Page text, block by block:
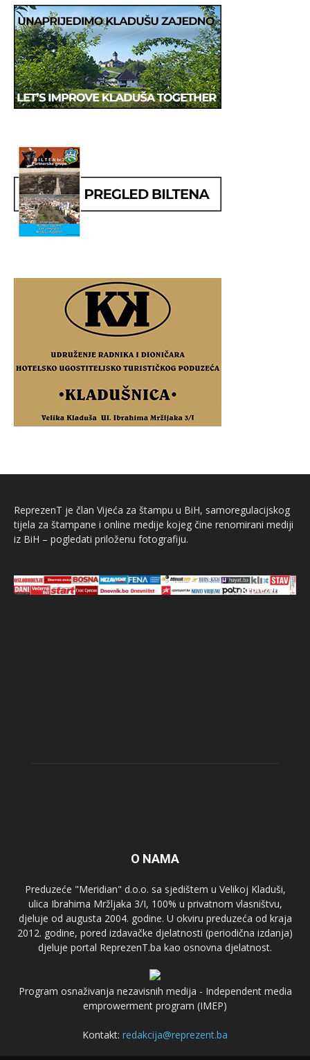
ReprezenT je član Vijeća za štampu u BiH, samoregulacijskog
tijela za štampane i online medije kojeg čine renomirani mediji
iz BiH – pogledati priloženu fotografiju.
O NAMA
Preduzeće "Meridian" d.o.o. sa sjedištem u Velikoj Kladuši,
ulica Ibrahima Mržljaka 3/I, 100% u privatnom vlasništvu,
djeluje od augusta 2004. godine. U okviru preduzeća od kraja
2012. godine, pored izdavačke djelatnosti (periodična izdanja)
djeluje portal ReprezenT.ba kao osnovna djelatnost.
Program osnaživanja nezavisnih medija - Independent media
emprowerment program (IMEP)
Kontakt: redakcija@reprezent.ba